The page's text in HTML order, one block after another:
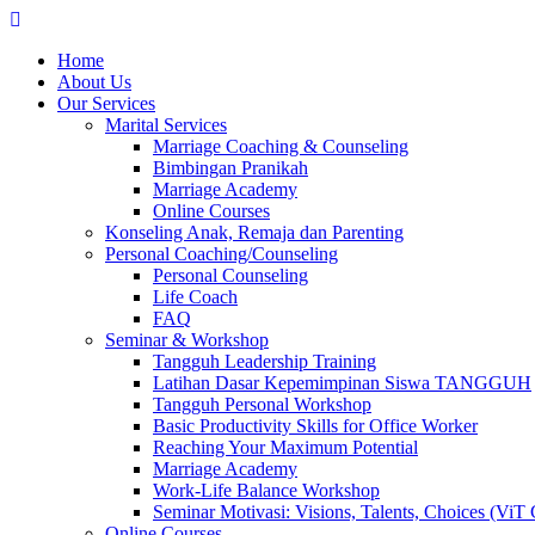
Skip
contentHome
About Us
Our Services
Marital Services
Marriage Coaching & Counseling
Bimbingan Pranikah
Marriage Academy
Online Courses
Konseling Anak, Remaja dan Parenting
Personal Coaching/Counseling
Personal Counseling
Life Coach
FAQ
Seminar & Workshop
Tangguh Leadership Training
Latihan Dasar Kepemimpinan Siswa TANGGUH
Tangguh Personal Workshop
Basic Productivity Skills for Office Worker
Reaching Your Maximum Potential
Marriage Academy
Work-Life Balance Workshop
Seminar Motivasi: Visions, Talents, Choices (ViT